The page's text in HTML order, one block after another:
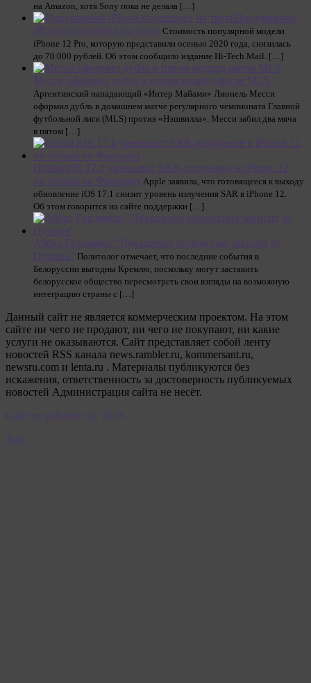
на Amazon, хотя Sony пока не делала […]
Популярный
iPhone подешевел на треть Стоимость популярной модели
iPhone 12 Pro, которую представили осенью 2020 года, снизилась
до 70 000 рублей. Об этом сообщило издание Hi-Tech Mail. […]
Месси оформил дубль в пятом подряд матче MLS
Аргентинский нападающий «Интер Майами» Лионель Месси
оформил дубль в домашнем матче регулярного чемпионата Главной
футбольной лиги (MLS) против «Нэшвилла». Месси забил два мяча
в пятом […]
Новая iOS 17.1 уменьшит SAR-излучение в iPhone 12,
но только во Франции Apple заявила, что готовящееся к выходу
обновление iOS 17.1 снизит уровень излучения SAR в iPhone 12.
Об этом говорится на сайте поддержки […]
Аббас Галлямов: “Лукашенко полностью зависит от
Путина” Политолог отмечает, что последние события в
Белоруссии выгодны Кремлю, поскольку могут заставить
белорусское общество пересмотреть свои взгляды на возможную
интеграцию страны с […]
Данный сайт не является коммерческим проектом. На этом
сайте ни чего не продают, ни чего не покупают, ни какие
услуги не оказываются. Сайт представляет собой ленту
новостей RSS канала news.rambler.ru, kommersant.ru,
newsru.com и lenta.ru . Материалы публикуются без
искажения, ответственность за достоверность публикуемых
новостей Администрация сайта не несёт.
Сайт от psikhoter @ 2023
Top